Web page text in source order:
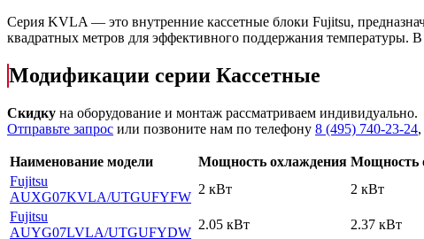
Серия KVLA — это внутренние кассетные блоки Fujitsu,
квадратных метров для эффективного поддержания температуры.
Модификации серии Кассетные
Скидку на оборудование и монтаж рассматриваем индивидуально.
Отправьте запрос или позвоните нам по телефону 8 (495) 740-23-24
Наименование модели Мощность охлаждения Мощность
Fujitsu
AUXG07KVLA/UTGUFYFW
2 кВт 2 кВт
Fujitsu
AUYG07LVLA/UTGUFYDW
2.05 кВт 2.37 кВт